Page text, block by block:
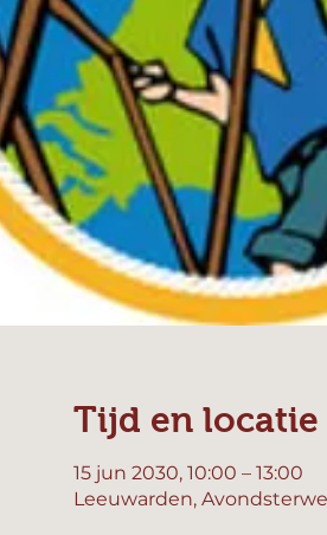
Tijd en locatie
15 jun 2030, 10:00 – 13:00
Leeuwarden,